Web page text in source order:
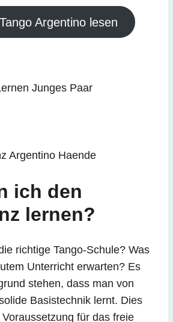
Argentino lesen
ich den
lernen?
richtige Tango-Schule? Was
Unterricht erwarten? Es
stehen, dass man von
Basistechnik lernt. Dies
für das freie